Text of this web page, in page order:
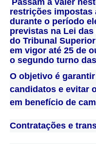
restrições impostas
durante o período
previstas na Lei
do Tribunal
em vigor até 25 de
o segundo turno
O objetivo é
candidatos e evitar
em benefício de
Contratações e